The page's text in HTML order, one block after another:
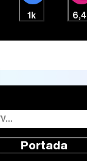
1k
Portada